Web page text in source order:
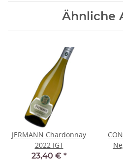
Ähnliche
JERMANN Chardonnay
2022 IGT
23,40 € *